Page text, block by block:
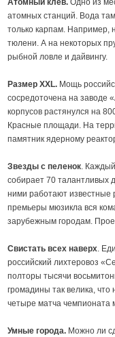
Атомный клев. Одно из
атомных станций. Вода
только карпам. Например,
тюлени. А на некоторых
рыбной ловле и дайвингу.
Размер XXL. Мощь
сосредоточена на заводе
корпусов растянулся на
Красные площади. На
памятник ядерному
Звезды с пеленок.
собирает 70 талантливых
ними работают известные
премьеры мюзикла вся
зарубежным городам.
Свистать всех наверх.
российский лихтеровоз
полторы тысячи
громадины так велика,
четыре матча чемпионата
Умные города. Можно ли